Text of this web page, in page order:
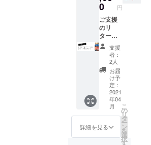
混雑状
況に
よって
はお届
け日程
が多少
前後す
る可能
性があ
ります
ので、
あらか
じめご
了承く
ださ
い。
付けい
ただけ
れば
PDF
ファイ
ルにて
お送り
致しま
す。 ※
生産数
調整の
都合で
ファン
ディン
グ終了
後の量
調整の
都合で
ファン
ディン
グ終了
後の量
産開始
となり
ます。
工場の
混雑状
況に
よって
は初回
のお届
け日程
が多少
前後す
0 円
ご支援
のリ
ターン
品とし
て、あ
なたの
お店の
オリジ
ナルデ
ザイン
ラベル
を纏っ
たピカ
デリー
No.1ポ
マード
支援
者：
2人
お届
け予
定：
2021
年04
月
詳細を見る
こ
の
リ
タ
ー
ン
を
選
択
す